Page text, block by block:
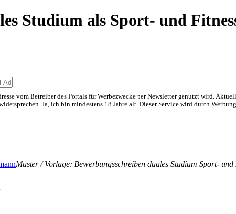
Studium als Sport- und
vom Betreiber des Portals für Werbezwecke per Newsletter genutzt wird.
Ja, ich bin mindestens 18 Jahre alt. Dieser Service wird durch
Muster / Vorlage: Bewerbungsschreiben duales Studium Sport-